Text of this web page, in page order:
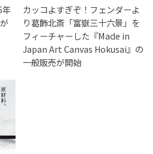
年
カッコよすぎぞ！フェンダーよ
り葛飾北斎「富嶽三十六景」を
フィーチャーした『Made in
Japan Art Canvas Hokusai』の
一般販売が開始